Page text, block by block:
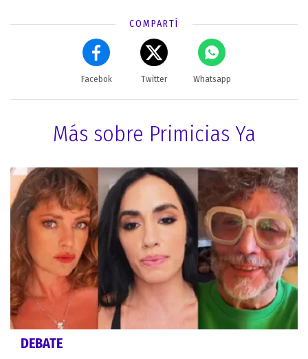
COMPARTÍ
Facebok Twitter Whatsapp
Más sobre Primicias Ya
DEBATE